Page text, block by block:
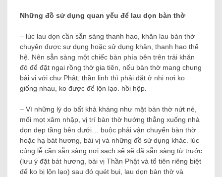
Những đồ sử dụng quan yếu để lau dọn bàn thờ
– lúc lau dọn cần sẵn sàng thanh hao, khăn lau bàn thờ
chuyên được sự dụng hoặc sử dụng khăn, thanh hao thế
hệ. Nên sẵn sàng một chiếc bàn phía bên trên trải khăn
đỏ để đặt ngai rồng thờ gia tiên, nếu bàn thờ mang chung
bài vị với chư Phật, thần linh thì phải đặt ở nhị nơi ko
giống nhau, ko được để lộn lạo. hồi hộp.
– Vì những lý do bất khả kháng như mặt bàn thờ nứt nẻ,
mối mọt xâm nhập, vị trí bàn thờ hướng thẳng xuống nhà
dọn dẹp tầng bên dưới… buộc phải vận chuyển bàn thờ
hoặc hạ bát hương, bài vị và những đồ sử dụng khác. lúc
cúng lễ cần sẵn sàng nơi sạch sẽ sẽ đã sẵn sàng từ trước
(lưu ý đặt bát hương, bài vị Thần Phật và tổ tiên riêng biệt
để ko bị lộn lạo) sau đó quét bụi, lau dọn bàn thờ và